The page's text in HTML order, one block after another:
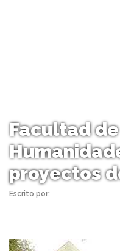
Facultad
proyectos
Escrito por: